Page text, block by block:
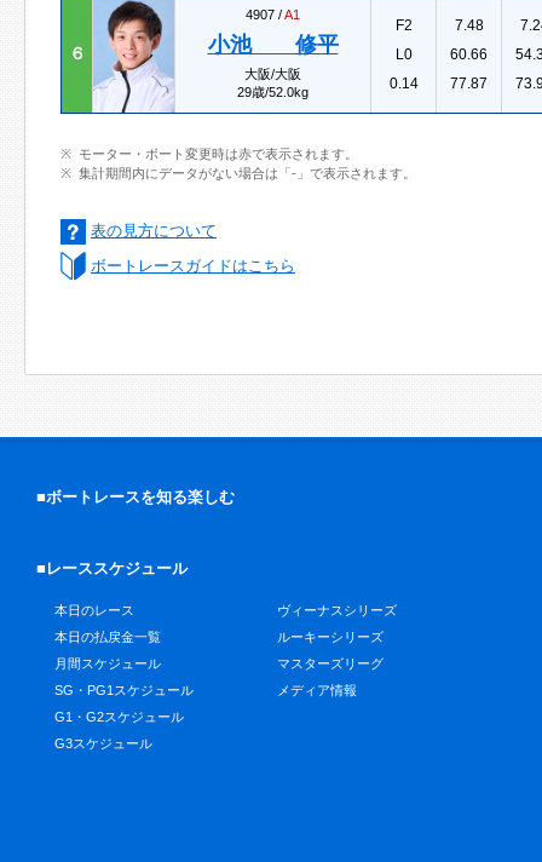
６
4907 /A1
小池 修平
大阪/大阪
29歳/52.0kg
F2
L0
0.14
7.48
60.66
77.87
モーター・ボート変更時は赤で表示されます。
集計期間内にデータがない場合は「-」で表示されます。
表の見方について
ボートレースガイドはこちら
■ボートレースを知る楽しむ
■レーススケジュール
本日のレース
本日の払戻金一覧
月間スケジュール
SG・PG1スケジュール
G1・G2スケジュール
G3スケジュール
ヴィーナスシリーズ
ルーキーシリーズ
マスターズリーグ
メディア情報